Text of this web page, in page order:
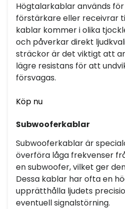
Högtalarkablar används
förstärkare eller receivrar
kablar kommer i olika
och påverkar direkt
sträckor är det viktigt att
lägre resistans för att
försvagas.
Köp nu
Subwooferkablar
Subwooferkablar är
överföra låga frekvenser
en subwoofer, vilket ger
Dessa kablar har ofta en
upprätthålla ljudets
eventuell signalstörning.